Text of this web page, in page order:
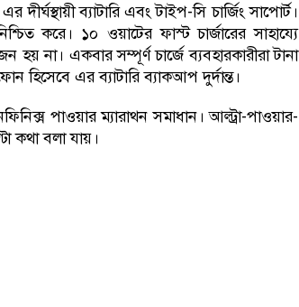
ব্যাটারি এবং টাইপ-সি চার্জিং সাপোর্ট।
করে। ১০ ওয়াটের ফাস্ট চার্জারের সাহায্যে
হয় না। একবার সম্পূর্ণ চার্জে ব্যবহারকারীরা টানা
হিসেবে এর ব্যাটারি ব্যাকআপ দুর্দান্ত।
পাওয়ার ম্যারাথন সমাধান। আল্ট্রা-পাওয়ার-
কথা বলা যায়।